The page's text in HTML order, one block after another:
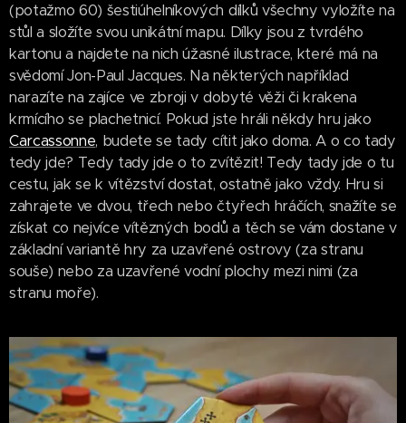
(potažmo 60) šestiúhelníkových dílků všechny vyložíte na
stůl a složíte svou unikátní mapu. Dílky jsou z tvrdého
kartonu a najdete na nich úžasné ilustrace, které má na
svědomí Jon-Paul Jacques. Na některých například
narazíte na zajíce ve zbroji v dobyté věži či krakena
krmícího se plachetnicí. Pokud jste hráli někdy hru jako
Carcassonne, budete se tady cítit jako doma. A o co tady
tedy jde? Tedy tady jde o to zvítězit! Tedy tady jde o tu
cestu, jak se k vítězství dostat, ostatně jako vždy. Hru si
zahrajete ve dvou, třech nebo čtyřech hráčích, snažíte se
získat co nejvíce vítězných bodů a těch se vám dostane v
základní variantě hry za uzavřené ostrovy (za stranu
souše) nebo za uzavřené vodní plochy mezi nimi (za
stranu moře).